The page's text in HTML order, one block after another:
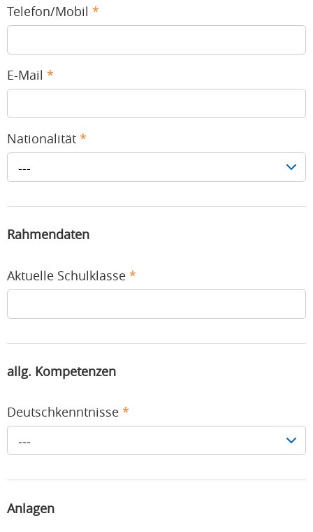
Telefon/Mobil *
E-Mail *
Nationalität *
---
Rahmendaten
Aktuelle Schulklasse *
allg. Kompetenzen
Deutschkenntnisse *
---
Anlagen